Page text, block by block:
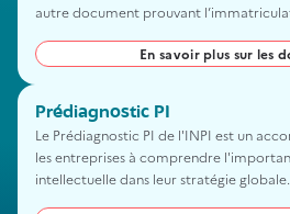
autre document prouvant
En savoir plus sur les
Prédiagnostic PI
Le Prédiagnostic PI de l'INPI est un
les entreprises à comprendre
intellectuelle dans leur stratégie